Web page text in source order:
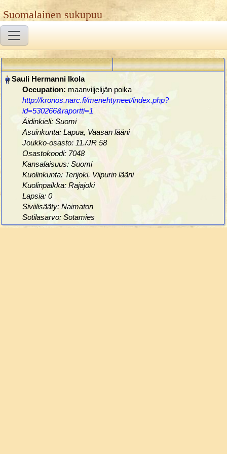
Suomalainen sukupuu
Occupation: maanviljelijän poika
http://kronos.narc.fi/menehtyneet/index.php?
id=530266&raportti=1
Äidinkieli: Suomi
Asuinkunta: Lapua, Vaasan lääni
Joukko-osasto: 11./JR 58
Osastokoodi: 7048
Kansalaisuus: Suomi
Kuolinkunta: Terijoki, Viipurin lääni
Kuolinpaikka: Rajajoki
Lapsia: 0
Siviilisääty: Naimaton
Sotilasarvo: Sotamies